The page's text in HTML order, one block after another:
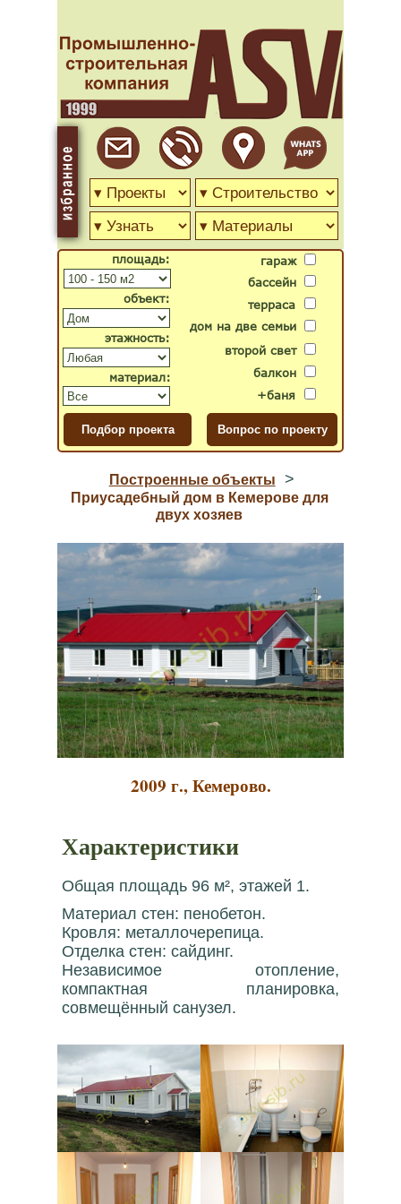
гараж
бассейн
второй свет
дом на две семьи
терраса
балкон
+баня
объект:
материал:
площадь:
этажность:
Построенные объекты >
Приусадебный дом в Кемерове для
двух хозяев
2009 г., Кемерово.
Характеристики
Общая площадь 96 м², этажей 1.
Материал стен: пенобетон.
Кровля: металлочерепица.
Отделка стен: сайдинг.
Независимое отопление,
компактная планировка,
совмещённый санузел.